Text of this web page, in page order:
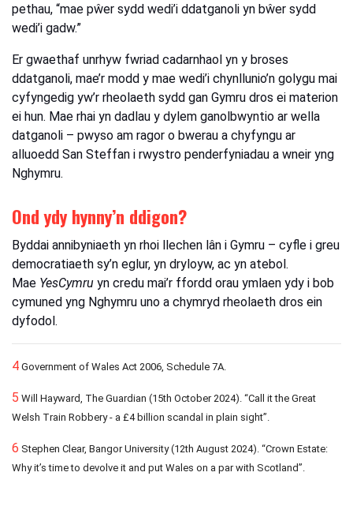
pethau, “mae pŵer sydd wedi’i ddatganoli yn bŵer sydd
wedi’i gadw.”
Er gwaethaf unrhyw fwriad cadarnhaol yn y broses
ddatganoli, mae’r modd y mae wedi’i chynllunio’n golygu mai
cyfyngedig yw’r rheolaeth sydd gan Gymru dros ei materion
ei hun. Mae rhai yn dadlau y dylem ganolbwyntio ar wella
datganoli – pwyso am ragor o bwerau a chyfyngu ar
alluoedd San Steffan i rwystro penderfyniadau a wneir yng
Nghymru.
Ond ydy hynny’n ddigon?
Byddai annibyniaeth yn rhoi llechen lân i Gymru – cyfle i greu
democratiaeth sy’n eglur, yn dryloyw, ac yn atebol.
Mae YesCymru yn credu mai’r ffordd orau ymlaen ydy i bob
cymuned yng Nghymru uno a chymryd rheolaeth dros ein
dyfodol.
4 Government of Wales Act 2006, Schedule 7A.
5 Will Hayward, The Guardian (15th October 2024). “Call it the Great
Welsh Train Robbery - a £4 billion scandal in plain sight”.
6 Stephen Clear, Bangor University (12th August 2024). “Crown Estate:
Why it’s time to devolve it and put Wales on a par with Scotland”.